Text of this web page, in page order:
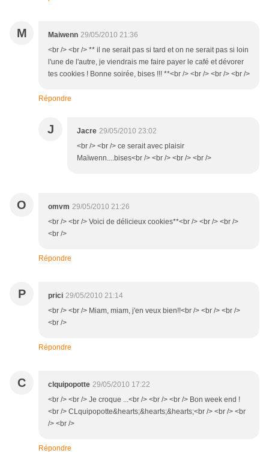
M Maiwenn 29/05/2010 21:36
<br /> <br /> ** il ne serait pas si tard et on ne serait pas si loin
l'une de l'autre, je viendrais me faire payer le café et dévorer
tes cookies ! Bonne soirée, bises !!! **<br /> <br /> <br /> <br />
Répondre
J Jacre 29/05/2010 23:02
<br /> <br /> ce serait avec plaisir
Maïwenn....bises<br /> <br /> <br /> <br />
O omvm 29/05/2010 21:26
<br /> <br /> Voici de délicieux cookies**<br /> <br /> <br />
<br />
Répondre
P prici 29/05/2010 21:14
<br /> <br /> Miam, miam, j'en veux bien!!<br /> <br /> <br />
<br />
Répondre
C clquipopotte 29/05/2010 17:22
<br /> <br /> Je croque ...<br /> <br /> <br /> Bon week end !
<br /> CLquipopotte&hearts;&hearts;&hearts;<br /> <br /> <br
/> <br />
Répondre